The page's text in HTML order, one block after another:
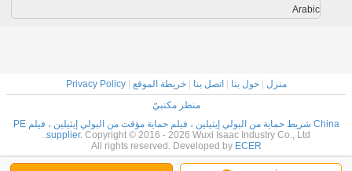
Arabic
منزل |حول بنا اتصل بنا |خريطة الموقع |
Privacy Policy
منظر مكتبيّ
China شريط حماية من البولي إيثيلين ، فيلم حماية مؤقت من البولي إيثيلين ، فيلم PE
supplier. Copyright © 2016 - 2026 Wuxi Isaac Industry Co., Ltd..
All rights reserved. Developed by ECER